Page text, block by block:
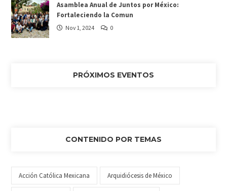
Asamblea Anual de Juntos por México:
Fortaleciendo la Comun
Nov 1, 2024 0
PRÓXIMOS EVENTOS
CONTENIDO POR TEMAS
Acción Católica Mexicana Arquidiócesis de México